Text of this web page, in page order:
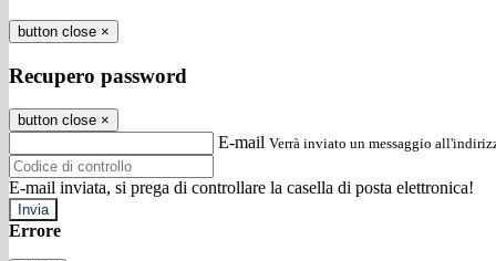
button close ×
Recupero password
button close ×
E-mail Verrà inviato un messaggio
E-mail inviata, si prega di controllare la casella di posta elettronica!
Errore